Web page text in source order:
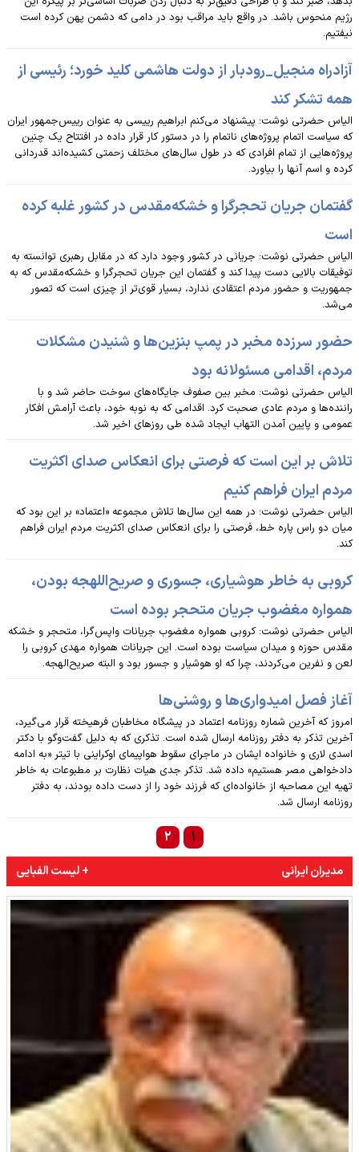
رژیم منحوس باشد. در واقع باید مراقب بود در دامی که دشمن پهن کرده است
نیفتیم.
آزادراه منجیل_رودبار از دولت هاشمی کلید خورد؛ رئیسی از
همه تشکر کند
الیاس حضرتی نوشت: پیشنهاد می‌کنم ابراهیم رییسی به عنوان رییس‌جمهور ایران
که سیاست اتمام پروژه‌های ناتمام را در دستور کار قرار داده در افتتاح یک چنین
پروژه‌هایی از تمام افرادی که در طول سال‌های مختلف زحمتی کشیده‌اند قدردانی
کرده و اسم آنها را بیاورد.
گفتمان جریان تحجرگرا و خشکه‌مقدس در کشور غلبه کرده
است
الیاس حضرتی نوشت: جریانی در کشور وجود دارد که در مقابل رهبری توانسته به
توفیقات بالایی دست پیدا کند و گفتمان این جریان تحجرگرا و خشکه‌مقدس که به
جمهوریت و حضور مردم اعتقادی ندارد، بسیار قوی‌تر از چیزی است که تصور
می‌شد.
حضور سرزده مخبر در پمپ بنزین‌ها و شنیدن مشکلات
مردم، اقدامی مسئولانه بود
الیاس حضرتی نوشت: مخبر بین صفوف جایگاه‌های سوخت حاضر شد و با
راننده‌ها و مردم عادی صحبت کرد. اقدامی که به نوبه خود، باعث آرامش افکار
عمومی و پایین آمدن التهاب ایجاد شده طی روزهای اخیر شد.
تلاش بر این است که فرصتی برای انعکاس صدای اکثریت
مردم ایران فراهم کنیم
الیاس حضرتی نوشت: در همه این سال‌ها تلاش مجموعه «اعتماد» بر این بود که
میان دو راس پاره خط، فرصتی را برای انعکاس صدای اکثریت مردم ایران فراهم
کند.
کروبی به خاطر هوشیاری، جسوری و صریح‌اللهجه بودن،
همواره مغضوب جریان متحجر بوده است
الیاس حضرتی نوشت: کروبی همواره مغضوب جریانات واپس‌گرا، متحجر و خشکه
مقدس‌ حوزه و میدان سیاست بوده است. این جریانات همواره مهدی کروبی را
لعن و نفرین می‌کردند، چرا که او هوشیار و جسور بود و البته صریح‌الهجه.
آغاز فصل امیدواری‌ها و روشنی‌ها
امروز که آخرین شماره روزنامه اعتماد در پیشگاه مخاطبان فرهیخته قرار می‌گیرد،
آخرین تذکر به دفتر روزنامه ارسال شده است. تذکری که به دلیل گفت‌وگو با دکتر
اسدی لاری و خانواده ایشان در ماجرای سقوط هواپیمای اوکراینی با تیتر «به ادامه
دادخواهی مصر هستیم» داده شد. تذکر جدی هیات نظارت بر مطبوعات به خاطر
تهیه این مصاحبه از خانواده‌ای که فرزند خود را از دست داده بودند، به دفتر
روزنامه ارسال شد.
۱ ۲
مدیران ایرانی + لیست الفبایی